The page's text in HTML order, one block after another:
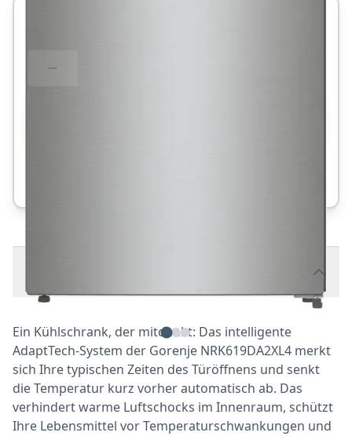
Ein Kühlschrank, der mitdenkt: Das intelligente
AdaptTech-System der Gorenje NRK619DA2XL4 merkt
sich Ihre typischen Zeiten des Türöffnens und senkt
die Temperatur kurz vorher automatisch ab. Das
verhindert warme Luftschocks im Innenraum, schützt
Ihre Lebensmittel vor Temperaturschwankungen und